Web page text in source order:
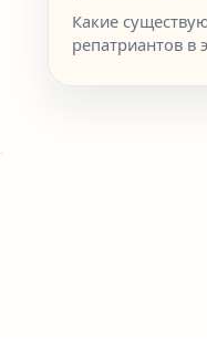
Какие
репатриантов в